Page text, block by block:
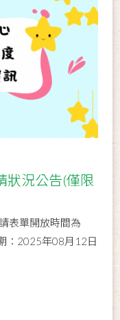
狀況公告(僅限
表單開放時間為
：2025年08月12日